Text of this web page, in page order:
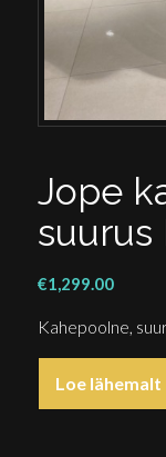
Jope
suurus
€1,299.00
Kahepoolne,
Loe lähemalt